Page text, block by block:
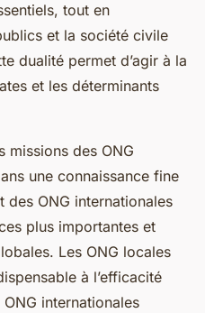
tout en
et la société civile
dualité permet d’agir à la
et les déterminants
missions des ONG
une connaissance fine
ONG internationales
plus importantes et
Les ONG locales
à l’efficacité
internationales